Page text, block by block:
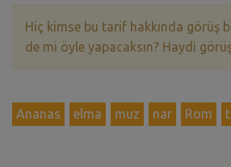
Hiç kimse bu tarif hakkında görüş
de mi öyle yapacaksın? Haydi
Ananas elma muz nar Rom